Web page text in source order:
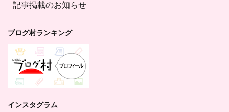
記事掲載のお知らせ
ブログ村ランキング
インスタグラム